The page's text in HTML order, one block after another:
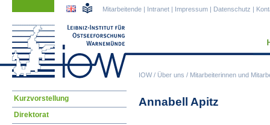
IOW/ Über uns / Mitarbeiterinnen und
Mitarbeitende | Intranet | Impressum | Datenschutz |
Annabell Apitz
Navigation
Kurzvorstellung
Direktorat